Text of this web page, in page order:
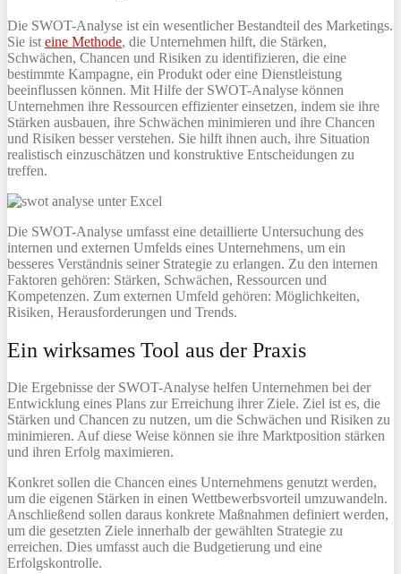
Die SWOT-Analyse ist ein wesentlicher Bestandteil des Marketings.
Sie ist eine Methode, die Unternehmen hilft, die Stärken,
Schwächen, Chancen und Risiken zu identifizieren, die eine
bestimmte Kampagne, ein Produkt oder eine Dienstleistung
beeinflussen können. Mit Hilfe der SWOT-Analyse können
Unternehmen ihre Ressourcen effizienter einsetzen, indem sie ihre
Stärken ausbauen, ihre Schwächen minimieren und ihre Chancen
und Risiken besser verstehen. Sie hilft ihnen auch, ihre Situation
realistisch einzuschätzen und konstruktive Entscheidungen zu
treffen.
Die SWOT-Analyse umfasst eine detaillierte Untersuchung des
internen und externen Umfelds eines Unternehmens, um ein
besseres Verständnis seiner Strategie zu erlangen. Zu den internen
Faktoren gehören: Stärken, Schwächen, Ressourcen und
Kompetenzen. Zum externen Umfeld gehören: Möglichkeiten,
Risiken, Herausforderungen und Trends.
Ein wirksames Tool aus der Praxis
Die Ergebnisse der SWOT-Analyse helfen Unternehmen bei der
Entwicklung eines Plans zur Erreichung ihrer Ziele. Ziel ist es, die
Stärken und Chancen zu nutzen, um die Schwächen und Risiken zu
minimieren. Auf diese Weise können sie ihre Marktposition stärken
und ihren Erfolg maximieren.
Konkret sollen die Chancen eines Unternehmens genutzt werden,
um die eigenen Stärken in einen Wettbewerbsvorteil umzuwandeln.
Anschließend sollen daraus konkrete Maßnahmen definiert werden,
um die gesetzten Ziele innerhalb der gewählten Strategie zu
erreichen. Dies umfasst auch die Budgetierung und eine
Erfolgskontrolle.